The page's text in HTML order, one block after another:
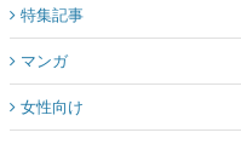
特集記事
マンガ
女性向け